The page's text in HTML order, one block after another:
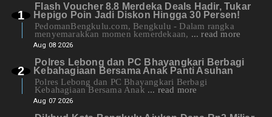
Flash Voucher 8.8 Merdeka Deals Hadir, Tukar
Hepigo Poin Jadi Diskon Hingga 30 Persen!
PedomanBengkulu.com, Bengkulu - Dalam rangka
menyemarakkan momen kemerdekaan, ... read more
Aug 08 2026
Polres Lebong dan PC Bhayangkari Berbagi
Kebahagiaan Bersama Anak Panti Asuhan
Polres Lebong dan PC Bhayangkari Berbagi
Kebahagiaan Bersama Anak ... read more
Aug 07 2026